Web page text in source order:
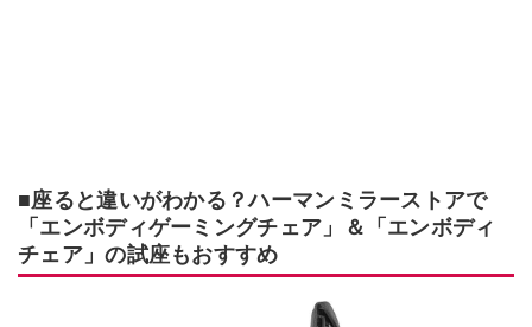
■座ると違いがわかる？ハーマンミラーストアで
「エンボディゲーミングチェア」＆「エンボディ
チェア」の試座もおすすめ